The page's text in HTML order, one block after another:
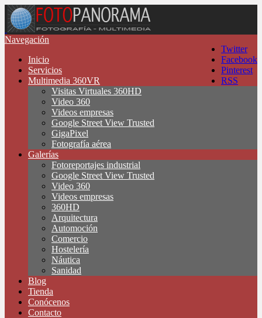
Twitter
Facebook
Pinterest
RSS
Navegación
Inicio
Servicios
Multimedia 360VR
Visitas Virtuales 360HD
Video 360
Videos empresas
Google Street View Trusted
GigaPixel
Fotografía aérea
Galerías
Fotoreportajes industrial
Google Street View Trusted
Video 360
Videos empresas
360HD
Arquitectura
Automoción
Comercio
Hostelería
Náutica
Sanidad
Blog
Tienda
Conócenos
Contacto